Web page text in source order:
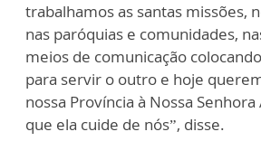
trabalhamos as santas missões,
nas paróquias e comunidades,
meios de comunicação
para servir o outro e hoje
nossa Província à Nossa
que ela cuide de nós”, disse.